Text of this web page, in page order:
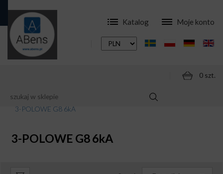
Katalog Moje konto
0 szt.
SKLEP
WYŁĄCZNIKI NADPRĄDOWE
3-POLOWE G8 6kA
3-POLOWE G8 6kA